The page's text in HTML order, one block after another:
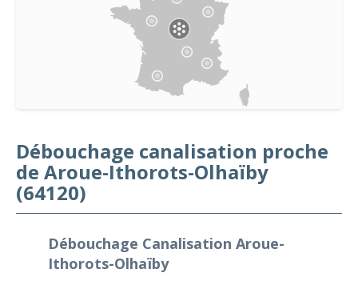
Débouchage canalisation proche
de Aroue-Ithorots-Olhaïby
(64120)
Débouchage Canalisation Aroue-
Ithorots-Olhaïby